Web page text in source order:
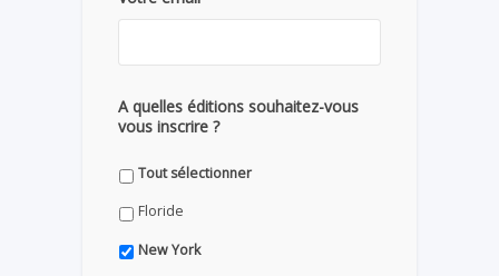
A quelles éditions souhaitez-vous
vous inscrire ?
Tout sélectionner
Floride
New York